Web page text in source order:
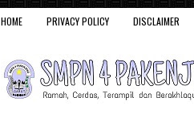
HOME PRIVACY POLICY DISCLAIMER